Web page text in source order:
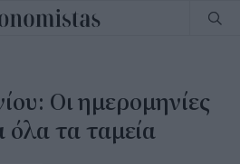
Οι ημερομηνίες
τα ταμεία